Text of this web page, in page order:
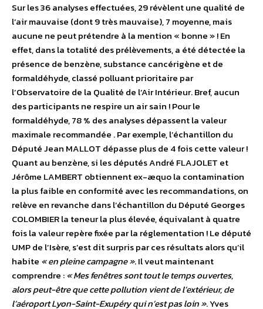
Sur les 36 analyses effectuées, 29 révèlent une qualité de
l’air mauvaise (dont 9 très mauvaise), 7 moyenne, mais
aucune ne peut prétendre à la mention « bonne » ! En
effet, dans la totalité des prélèvements, a été détectée la
présence de benzène, substance cancérigène et de
formaldéhyde, classé polluant prioritaire par
l’Observatoire de la Qualité de l’Air Intérieur. Bref, aucun
des participants ne respire un air sain ! Pour le
formaldéhyde, 78 % des analyses dépassent la valeur
maximale recommandée . Par exemple, l’échantillon du
Député Jean MALLOT dépasse plus de 4 fois cette valeur !
Quant au benzène, si les députés André FLAJOLET et
Jérôme LAMBERT obtiennent ex-æquo la contamination
la plus faible en conformité avec les recommandations, on
relève en revanche dans l’échantillon du Député Georges
COLOMBIER la teneur la plus élevée, équivalant à quatre
fois la valeur repère fixée par la réglementation ! Le député
UMP de l’Isère, s’est dit surpris par ces résultats alors qu’il
habite « en pleine campagne ». Il veut maintenant
comprendre :« Mes fenêtres sont tout le temps ouvertes,
alors peut-être que cette pollution vient de l’extérieur, de
l’aéroport Lyon-Saint-Exupéry qui n’est pas loin ». Yves